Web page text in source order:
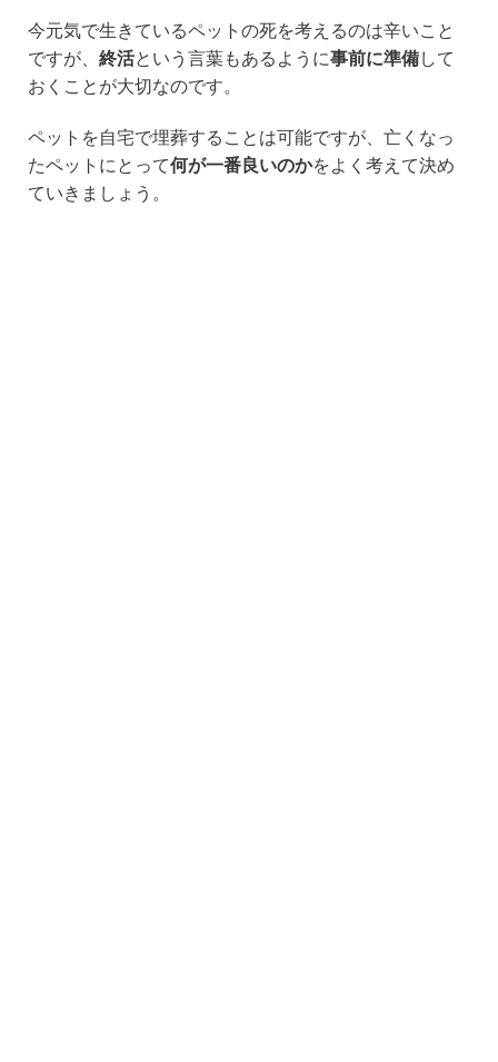
今元気で生きているペットの死を考えるのは辛いこと
ですが、 終活という言葉もあるように事前に準備して
おくことが大切なのです。
ペットを自宅で埋葬することは可能ですが、亡くなっ
たペットにとって何が一番良いのかをよく考えて決め
ていきましょう。